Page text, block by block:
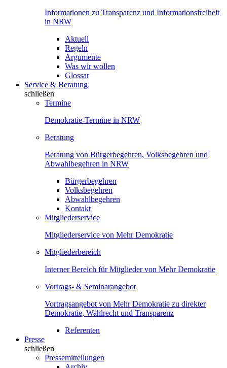
Informationen zu Transparenz und Informationsfreiheit
in NRW
Aktuell
Regeln
Argumente
Was wir wollen
Glossar
Service & Beratung
schließen
Termine
Demokratie-Termine in NRW
Beratung
Beratung von Bürgerbegehren, Volksbegehren und
Abwahlbegehren in NRW
Bürgerbegehren
Volksbegehren
Abwahlbegehren
Kontakt
Mitgliederservice
Mitgliederservice von Mehr Demokratie
Mitgliederbereich
Interner Bereich für Mitglieder von Mehr Demokratie
Vortrags- & Seminarangebot
Vortragsangebot von Mehr Demokratie zu direkter
Demokratie, Wahlrecht und Transparenz
Referenten
Presse
schließen
Pressemitteilungen